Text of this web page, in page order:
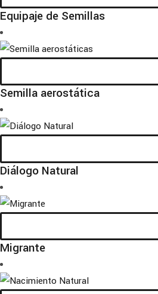
Equipaje de Semillas
Semilla aerostática
Diálogo Natural
Migrante